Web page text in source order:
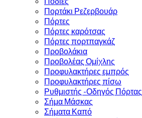
Πορτάκι Ρεζερβουάρ
Πόρτες
Πόρτες καρότσας
Πόρτες πορτπαγκάζ
Προβολάκια
Προβολέας Ομίχλης
Προφυλακτήρες εμπρός
Προφυλακτήρες πίσω
Ρυθμιστής -Οδηγός Πόρτας
Σήμα Μάσκας
Σήματα Καπό